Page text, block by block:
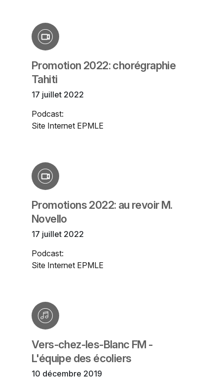
Promotion 2022: chorégraphie
Tahiti
17 juillet 2022
Podcast:
Site Internet EPMLE
Promotions 2022: au revoir M.
Novello
17 juillet 2022
Podcast:
Site Internet EPMLE
Vers-chez-les-Blanc FM -
L'équipe des écoliers
10 décembre 2019